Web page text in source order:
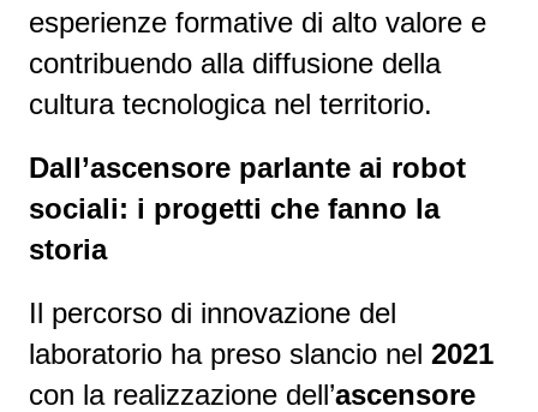
esperienze formative di alto valore e
contribuendo alla diffusione della
cultura tecnologica nel territorio.
Dall’ascensore parlante ai robot
sociali: i progetti che fanno la
storia
Il percorso di innovazione del
laboratorio ha preso slancio nel 2021
con la realizzazione dell’ascensore